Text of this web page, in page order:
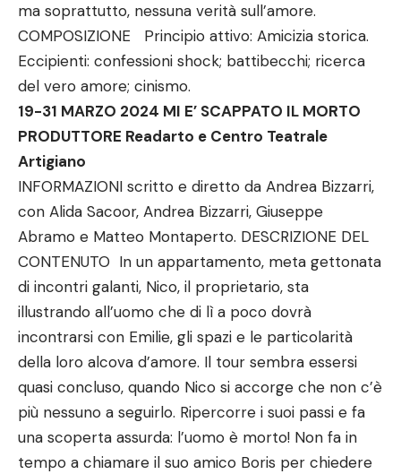
ma soprattutto, nessuna verità sull’amore.
COMPOSIZIONE Principio attivo: Amicizia storica.
Eccipienti: confessioni shock; battibecchi; ricerca
del vero amore; cinismo.
19-31 MARZO 2024 MI E’ SCAPPATO IL MORTO
PRODUTTORE Readarto e Centro Teatrale
Artigiano
INFORMAZIONI scritto e diretto da Andrea Bizzarri,
con Alida Sacoor, Andrea Bizzarri, Giuseppe
Abramo e Matteo Montaperto. DESCRIZIONE DEL
CONTENUTO In un appartamento, meta gettonata
di incontri galanti, Nico, il proprietario, sta
illustrando all’uomo che di lì a poco dovrà
incontrarsi con Emilie, gli spazi e le particolarità
della loro alcova d’amore. Il tour sembra essersi
quasi concluso, quando Nico si accorge che non c’è
più nessuno a seguirlo. Ripercorre i suoi passi e fa
una scoperta assurda: l’uomo è morto! Non fa in
tempo a chiamare il suo amico Boris per chiedere